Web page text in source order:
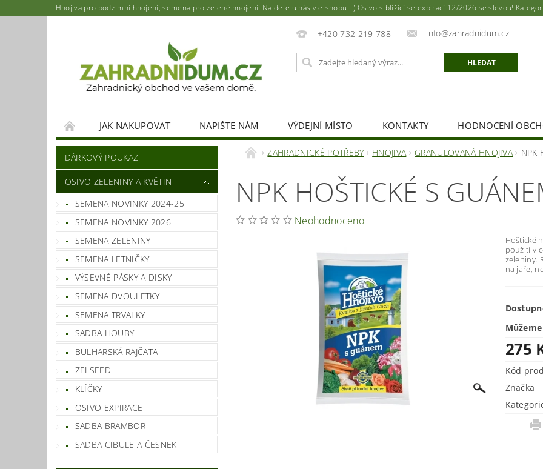
Hnojiva pro podzimní hnojení, semena pro zelené hnojení. Najdete u nás v e-shopu :-) Osivo s blížící se expirací 12/2026 se slevou! Kategorie
+420 732 219 788 info@zahradnidum.cz
JAK NAKUPOVAT NAPIŠTE NÁM VÝDEJNÍ MÍSTO KONTAKTY HODNOCENÍ
DÁRKOVÝ POUKAZ
OSIVO ZELENINY A KVĚTIN
SEMENA NOVINKY 2024-25
SEMENA NOVINKY 2026
SEMENA ZELENINY
SEMENA LETNIČKY
VÝSEVNÉ PÁSKY A DISKY
SEMENA DVOULETKY
SEMENA TRVALKY
SADBA HOUBY
BULHARSKÁ RAJČATA
ZELSEED
KLÍČKY
OSIVO EXPIRACE
SADBA BRAMBOR
SADBA CIBULE A ČESNEK
ZAHRADNICKÉ POTŘEBY HNOJIVA GRANULOVANÁ HNOJIVA NPK
NPK HOŠTICKÉ S
Neohodnoceno
Hoštické
použití v
zeleniny.
na jaře,
275
Kód
Značka